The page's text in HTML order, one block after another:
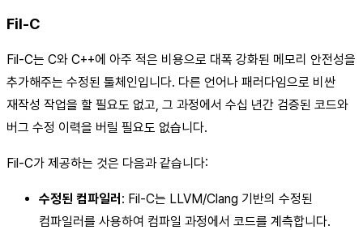
Fil-C
Fil-C는 C와 C++에 아주 적은 비용으로 대폭 강화된 메모리 안전성을
추가해주는 수정된 툴체인입니다. 다른 언어나 패러다임으로 비싼
재작성 작업을 할 필요도 없고, 그 과정에서 수십 년간 검증된 코드와
버그 수정 이력을 버릴 필요도 없습니다.
Fil-C가 제공하는 것은 다음과 같습니다:
수정된 컴파일러 : Fil-C는 LLVM/Clang 기반의 수정된
컴파일러를 사용하여 컴파일 과정에서 코드를 계측합니다.